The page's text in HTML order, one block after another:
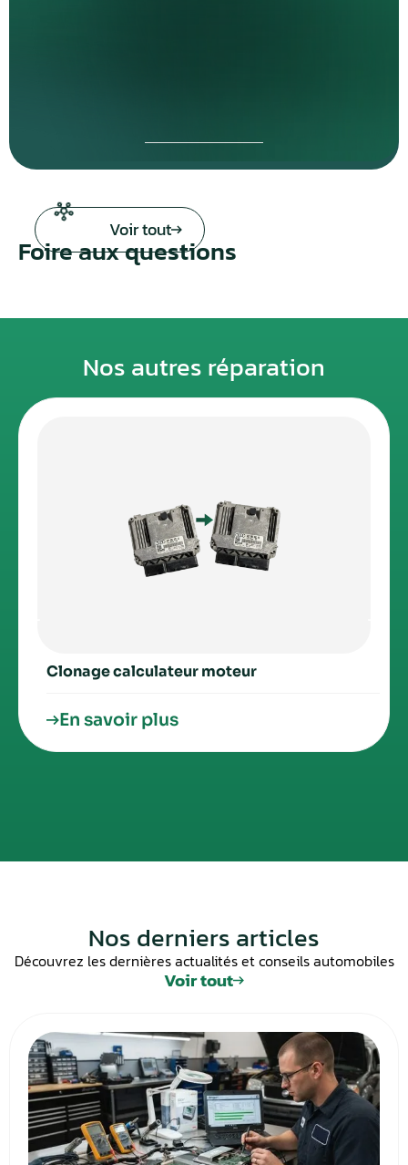
Voir tout
Foire aux questions
Nos autres réparation
Clonage calculateur moteur
En savoir plus
Nos derniers articles
Découvrez les dernières actualités et conseils automobiles
Voir tout